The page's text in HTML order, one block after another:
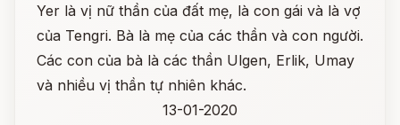
Yer là vị nữ thần của đất mẹ, là con gái và là vợ
của Tengri. Bà là mẹ của các thần và con người.
Các con của bà là các thần Ulgen, Erlik, Umay
và nhiều vị thần tự nhiên khác.
13-01-2020